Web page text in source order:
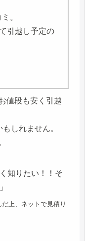
。
引越し予定の
値段も安く引越
しれません。
知りたい！！そ
上、ネットで見積り